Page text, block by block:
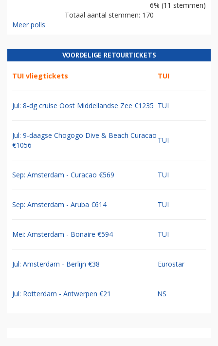
6% (11 stemmen)
Totaal aantal stemmen: 170
Meer polls
VOORDELIGE RETOURTICKETS
TUI vliegtickets TUI
Jul: 8-dg cruise Oost Middellandse Zee €1235 TUI
Jul: 9-daagse Chogogo Dive & Beach Curacao
€1056
TUI
Sep: Amsterdam - Curacao €569 TUI
Sep: Amsterdam - Aruba €614 TUI
Mei: Amsterdam - Bonaire €594 TUI
Jul: Amsterdam - Berlijn €38 Eurostar
Jul: Rotterdam - Antwerpen €21 NS